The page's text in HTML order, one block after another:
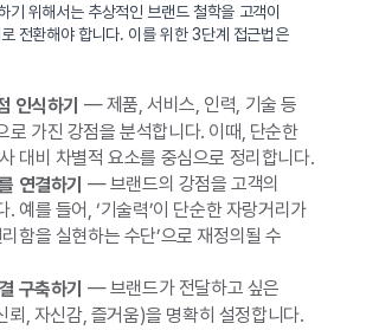
기 위해서는 추상적인 브랜드 철학을 고객이
전환해야 합니다. 이를 위한 3단계 접근법은
인식하기 — 제품, 서비스, 인력, 기술 등
로 가진 강점을 분석합니다. 이때, 단순한
대비 차별적 요소를 중심으로 정리합니다.
연결하기 — 브랜드의 강점을 고객의
. 예를 들어, ‘기술력’이 단순한 자랑거리가
함을 실현하는 수단’으로 재정의될 수
구축하기 — 브랜드가 전달하고 싶은
뢰, 자신감, 즐거움)을 명확히 설정합니다.